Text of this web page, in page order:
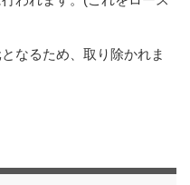
なるため、取り除かれま